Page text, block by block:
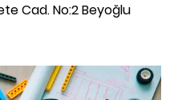
Cad. No:2 Beyoğlu